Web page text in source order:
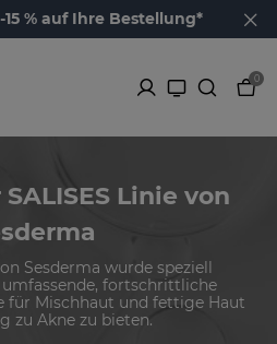
% auf Ihre Bestellung*
0
Linie von
Sesderma wurde speziell
fortschrittliche
für Mischhaut und fettige Haut
zu Akne zu bieten.